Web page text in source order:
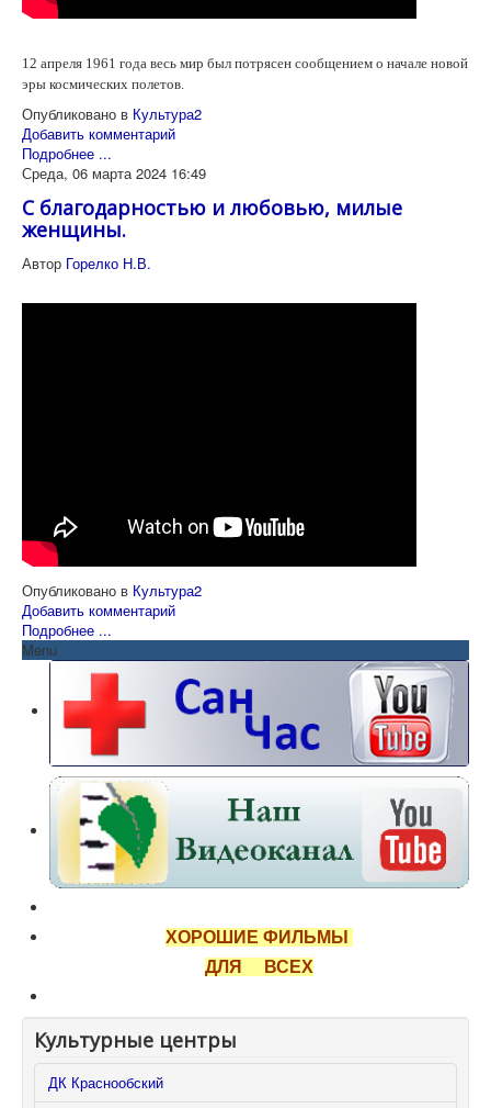
12 апреля 1961 года весь мир был потрясен сообщением о начале новой
эры космических полетов.
Опубликовано в Культура2
Добавить комментарий
Подробнее ...
Среда, 06 марта 2024 16:49
С благодарностью и любовью, милые
женщины.
Автор Горелко Н.В.
Опубликовано в Культура2
Добавить комментарий
Подробнее ...
Menu
ХОРОШИЕ ФИЛЬМЫ
ДЛЯ ВСЕХ
Культурные центры
ДК Краснообский